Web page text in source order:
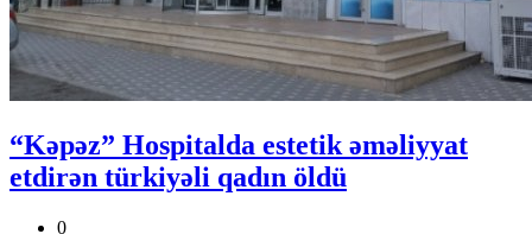
“Kəpəz” Hospitalda estetik əməliyyat
etdirən türkiyəli qadın öldü
0